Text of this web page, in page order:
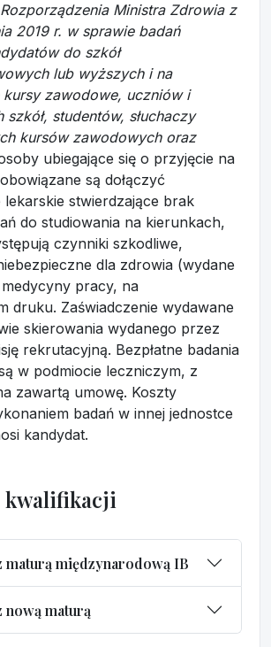
Rozporządzenia Ministra Zdrowia z
2019 r. w sprawie badań
do szkół
lub wyższych i na
zawodowe, uczniów i
szkół, studentów, słuchaczy
kursów zawodowych oraz
ubiegające się o przyjęcie na
są dołączyć
lekarskie stwierdzające brak
do studiowania na kierunkach,
czynniki szkodliwe,
dla zdrowia (wydane
pracy, na
druku. Zaświadczenie wydawane
skierowania wydanego przez
rekrutacyjną. Bezpłatne badania
w podmiocie leczniczym, z
zawartą umowę. Koszty
badań w innej jednostce
kandydat.
kwalifikacji
maturą międzynarodową IB
nową maturą